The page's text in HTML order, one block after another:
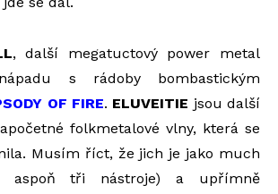
, další megatuctový power metal
s rádoby bombastickým
OF FIRE. ELUVEITIE jsou další
folkmetalové vlny, která se
Musím říct, že jich je jako much
aspoň tři nástroje) a upřímně